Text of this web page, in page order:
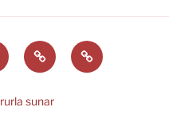
中
文
EĞİTİM
ARAÇLARI
sunar